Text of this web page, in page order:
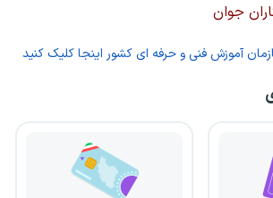
جوان
آموزش فنی و حرفه ای کشور اینجا کلیک کنید